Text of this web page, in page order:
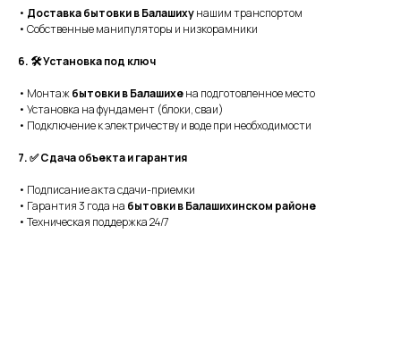
• Доставка бытовки в Балашихунашим транспортом
• Собственные манипуляторы и низкорамники
6. 🛠 Установка под ключ
• Монтажбытовки в Балашихена подготовленное место
• Установка на фундамент (блоки, сваи)
• Подключение к электричеству и воде при необходимости
7. ✅ Сдача объекта и гарантия
• Подписание акта сдачи-приемки
• Гарантия 3 года на бытовки в Балашихинском районе
• Техническая поддержка 24/7